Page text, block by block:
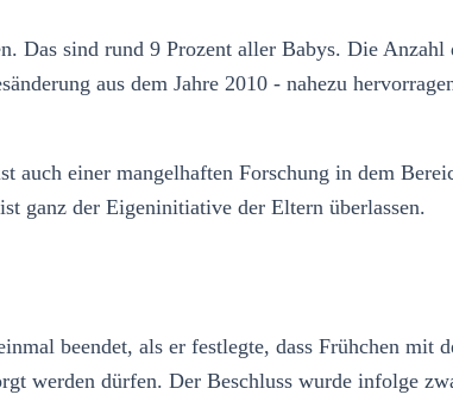
sind rund 9 Prozent aller Babys. Die
aus dem Jahre 2010 - nahezu
einer mangelhaften Forschung in dem
ganz der Eigeninitiative der Eltern überlassen.
beendet, als er festlegte, dass Frühchen
werden dürfen. Der Beschluss wurde infolge